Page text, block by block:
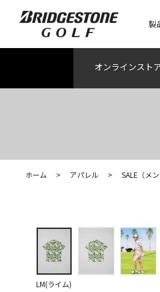
製
オンラインスト
ホーム > アパレル > SALE（メン
LM(ライム)